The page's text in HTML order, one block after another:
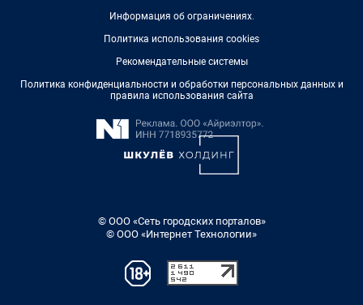
Информация об ограничениях.
Политика использования cookies
Рекомендательные системы
Политика конфиденциальности и обработки персональных данных и
правила использования сайта
© ООО «Сеть городских порталов»
© ООО «Интернет Технологии»